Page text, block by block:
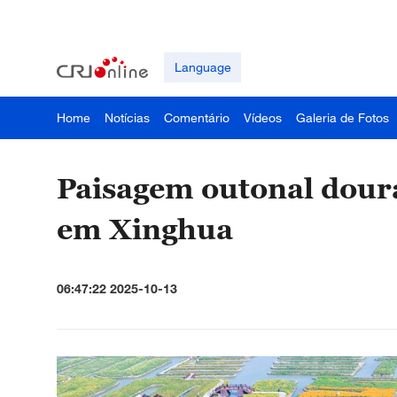
Language
Home Notícias Comentário Vídeos Galeria de Fotos
Paisagem outonal
em Xinghua
06:47:22 2025-10-13